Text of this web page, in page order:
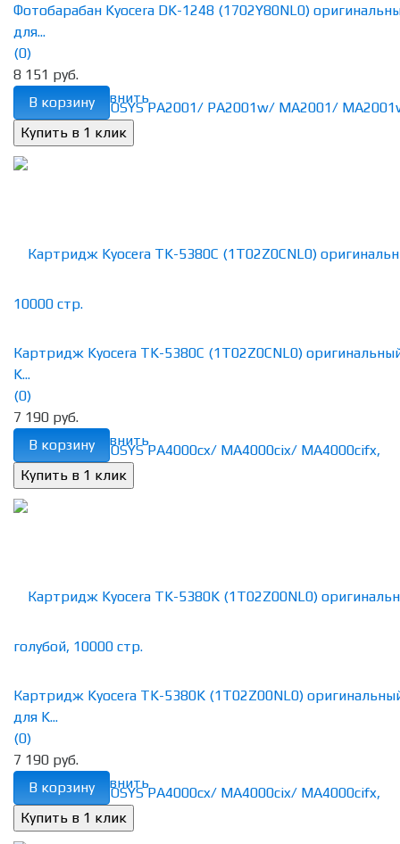
избранное сравнить
Фотобарабан Kyocera DK-1248 (1702Y80NL0)
для...
(0)
8 151 руб.
В корзину
избранное сравнить
Картридж Kyocera TK-5380C (1T02Z0CNL0)
K...
(0)
7 190 руб.
В корзину
избранное сравнить
Картридж Kyocera TK-5380K (1T02Z00NL0)
для K...
(0)
7 190 руб.
В корзину